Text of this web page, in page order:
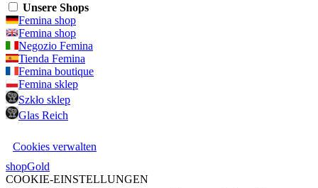
Unsere Shops
Femina shop
Femina shop
Negozio Femina
Tienda Femina
Femina boutique
Femina sklep
Szkło sklep
Glas Reich
Cookies verwalten
shopGold
COOKIE-EINSTELLUNGEN